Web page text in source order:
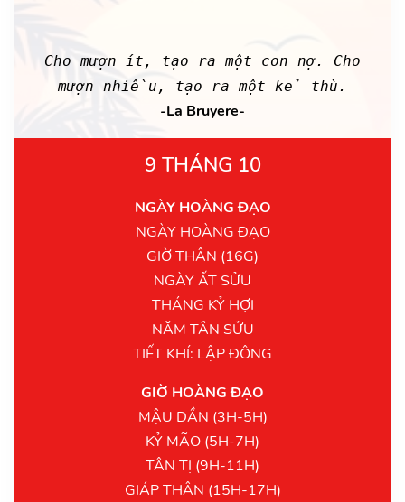
Cho mượn ít, tạo ra một con nợ. Cho
mượn nhiều, tạo ra một kẻ thù.
-La Bruyere-
9 THÁNG 10
NGÀY HOÀNG ĐẠO
NGÀY HOÀNG ĐẠO
GIỜ THÂN (16G)
NGÀY ẤT SỬU
THÁNG KỶ HỢI
NĂM TÂN SỬU
TIẾT KHÍ: LẬP ĐÔNG
GIỜ HOÀNG ĐẠO
MẬU DẦN (3H-5H)
KỶ MÃO (5H-7H)
TÂN TỊ (9H-11H)
GIÁP THÂN (15H-17H)